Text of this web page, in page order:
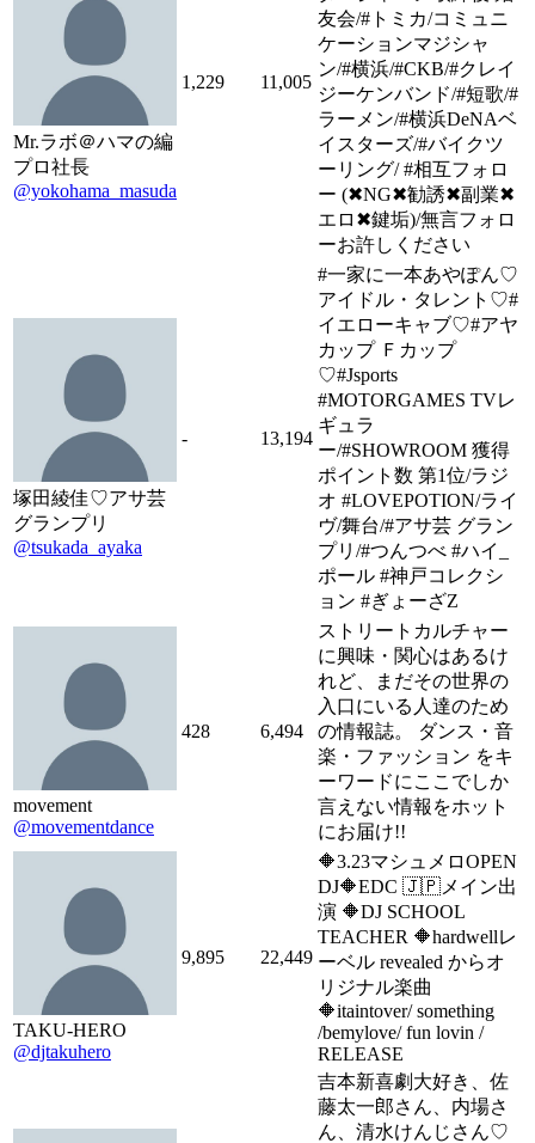
Mr.ラボ＠ハマの編
プロ社長
@yokohama_masuda
1,229 11,005
友会/#トミカ/コミュニ
ケーションマジシャ
ン/#横浜/#CKB/#クレイ
ジーケンバンド/#短歌/#
ラーメン/#横浜DeNAベ
イスターズ/#バイクツ
ーリング/ #相互フォロ
ー (✖NG✖勧誘✖副業✖
エロ✖鍵垢)/無言フォロ
ーお許しください
塚田綾佳♡アサ芸
グランプリ
@tsukada_ayaka
- 13,194
#一家に一本あやぽん♡
アイドル・タレント♡#
イエローキャブ♡#アヤ
カップ Ｆカップ
♡#Jsports
#MOTORGAMES TVレ
ギュラ
ー/#SHOWROOM 獲得
ポイント数 第1位/ラジ
オ #LOVEPOTION/ライ
ヴ/舞台/#アサ芸 グラン
プリ/#つんつべ #ハイ_
ポール #神戸コレクシ
ョン #ぎょーざZ
movement
@movementdance
428 6,494
ストリートカルチャー
に興味・関心はあるけ
れど、まだその世界の
入口にいる人達のため
の情報誌。 ダンス・音
楽・ファッション をキ
ーワードにここでしか
言えない情報をホット
にお届け!!
TAKU-HERO
@djtakuhero
9,895 22,449
🔶3.23マシュメロOPEN
DJ🔶EDC 🇯🇵メイン出
演 🔶DJ SCHOOL
TEACHER 🔶hardwellレ
ーベル revealed からオ
リジナル楽曲
🔶itaintover/ something
/bemylove/ fun lovin /
RELEASE
吉本新喜劇大好き、佐
藤太一郎さん、内場さ
ん、清水けんじさん♡